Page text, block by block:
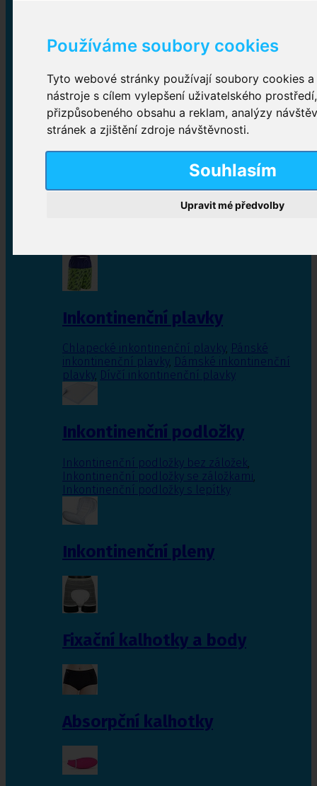
Používáme soubory cookies
Tyto webové stránky používají soubory cookies
nástroje s cílem vylepšení uživatelského
přizpůsobeného obsahu a reklam, analýzy
stránek a zjištění zdroje návštěvnosti.
Souhlasím
Upravit mé předvolby
Inkontinenční kalhotky
Plenkové kalhotky navlékací,Plenkové kalhotky
zalepovací,Inkontinenční kalhotky dámské
Inkontinenční vložky
Inkontinenční plavky
Chlapecké inkontinenční plavky, Pánské
inkontinenční plavky, Dámské inkontinenční
plavky, Dívčí inkontinenční plavky
Inkontinenční podložky
Inkontinenční podložky bez záložek,
Inkontinenční podložky se záložkami,
Inkontinenční podložky s lepítky
Inkontinenční pleny
Fixační kalhotky a body
Absorpční kalhotky